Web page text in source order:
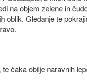
na objem zelene in
oblik. Gledanje te
čaka obilje naravnih